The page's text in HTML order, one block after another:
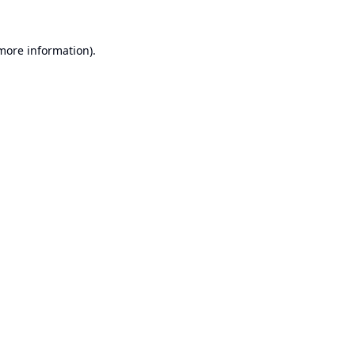
information).